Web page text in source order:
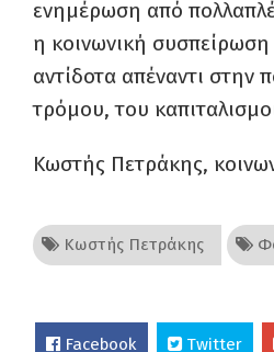
ενημέρωση από
η κοινωνική συσπείρωση
αντίδοτα απέναντι στην
τρόμου, του
Κωστής Πετράκης,
Κωστής Πετράκης
Facebook Twitter